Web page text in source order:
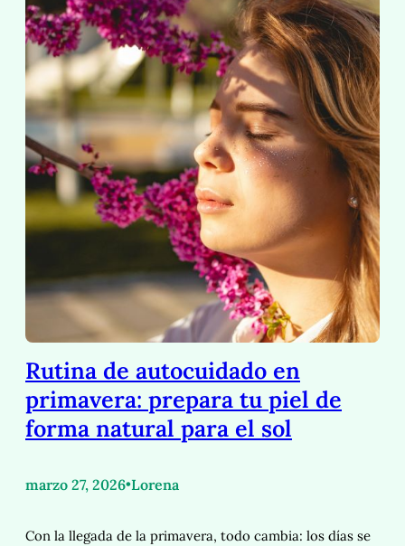
Rutina de autocuidado en
primavera: prepara tu piel de
forma natural para el sol
marzo 27, 2026•Lorena
Con la llegada de la primavera, todo cambia: los días se